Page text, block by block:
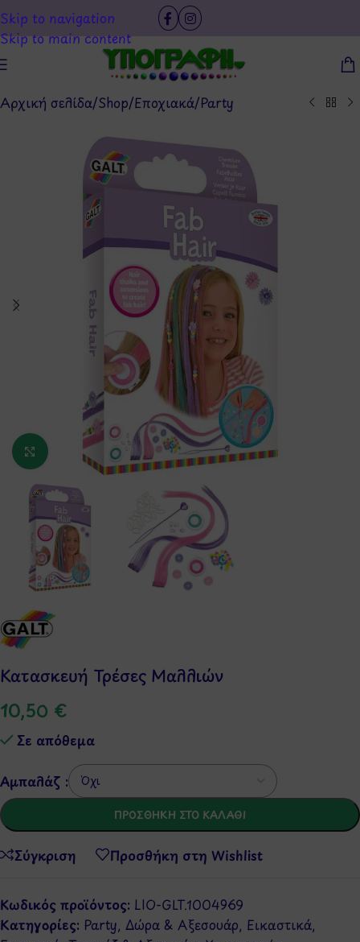
Skip to navigation
Skip to main content
Αρχική σελίδα/Shop/Εποχιακά/Party
Κάντε κλικ για μεγέθυνση
Κατασκευή Τρέσες Μαλλιών
10,50 €
Σε απόθεμα
Αμπαλάζ :
ΠΡΟΣΘΉΚΗ ΣΤΟ ΚΑΛΆΘΙ
Σύγκριση Προσθήκη στη Wishlist
Κωδικός προϊόντος: LIO-GLT.1004969
Κατηγορίες: Party, Δώρα & Αξεσουάρ, Εικαστικά,